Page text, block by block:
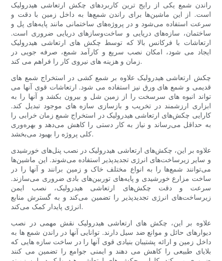
راندن شمع یکی از رایج ترین کاربردهای چکش ارتعاشی هیدرولیک
است. از این ماشین‌ها برای راندن شمع‌ها به داخل زمین با دقت و
سرعت استفاده می‌شود و در پروژه‌های ساختمانی مانند پایه‌های پل و
ساختمان، سازه‌های دریایی و ساخت‌وسازهای دریایی ضروری است.
ارتعاشات با فرکانس بالا که توسط چکش های ارتعاشی هیدرولیک
ایجاد می شود، امکان نصب سریع و کارآمد شمع، صرفه جویی در
زمان و هزینه های نیروی کار را فراهم می کند.
چکش ارتعاشی هیدرولیک علاوه بر شمع کشی در استخراج شمع های
قدیمی و شمع های ورق نیز استفاده می شود. ارتعاشات قوی آنها می
تواند انبوه های سرسخت را از زمین شل و بیرون بکشد و آنها را به
ابزاری ارزشمند در تخریب و بازسازی سازه های موجود تبدیل کند.
کارایی چکش‌های ارتعاشی هیدرولیک در استخراج شمع زمان خرابی را
به حداقل می‌رساند و نیاز به کار دستی را کاهش می‌دهد و بهره‌وری
کلی پروژه را بهبود می‌بخشد.
علاوه بر این، چکش‌های ارتعاشی هیدرولیک در نصب پنل‌های خورشیدی
و سایر زیرساخت‌های انرژی تجدیدپذیر استفاده می‌شوند. این ماشین‌ها
می‌توانند شمع‌ها را به انواع مختلف خاک و زمین برانند و آنها را در
ساخت مزارع خورشیدی و پایه‌های توربین‌های بادی ضروری می‌سازند.
سرعت و دقت چکش‌های ارتعاشی هیدرولیک، نصب ایمن
زیرساخت‌های انرژی تجدیدپذیر را تضمین می‌کند و به گسترش منابع
انرژی پایدار کمک می‌کند.
علاوه بر این، چکش های ارتعاشی هیدرولیک نقش مهمی در نصب
دیوارهای حائل و موانع ضد سیل دارند. توانایی آنها در راندن شمع ها به
داخل زمین و ارائه پشتیبان بنیادی قوی آنها را در ساخت سازه هایی که
بلایای طبیعی را کاهش می دهند و ایمنی جوامع را تضمین می کنند